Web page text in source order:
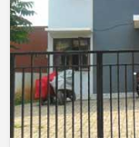
Wanita
/
Suami-
Istri
di
Cipinang